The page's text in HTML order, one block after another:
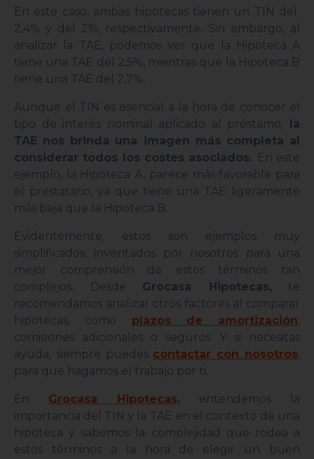
En este caso, ambas hipotecas tienen un TIN del
2,4% y del 2%, respectivamente. Sin embargo, al
analizar la TAE, podemos ver que la Hipoteca A
tiene una TAE del 2,5%, mientras que la Hipoteca B
tiene una TAE del 2,7%.
Aunque el TIN es esencial a la hora de conocer el
tipo de interés nominal aplicado al préstamo,
la
TAE nos brinda una imagen más completa al
considerar todos los costes asociados. En este
ejemplo, la Hipoteca A, parece más favorable para
el prestatario, ya que tiene una TAE ligeramente
más baja que la Hipoteca B.
Evidentemente, estos son ejemplos muy
simplificados, inventados por nosotros para una
mejor comprensión de estos términos tan
complejos. Desde Grocasa Hipotecas, te
recomendamos analizar otros factores al comparar
hipotecas, como plazos de amortización,
comisiones adicionales o seguros. Y si necesitas
ayuda, siempre puedes contactar con nosotros,
para que hagamos el trabajo por ti.
En Grocasa Hipotecas, entendemos la
importancia del TIN y la TAE en el contexto de una
hipoteca y sabemos la complejidad que rodea a
estos términos a la hora de elegir un buen